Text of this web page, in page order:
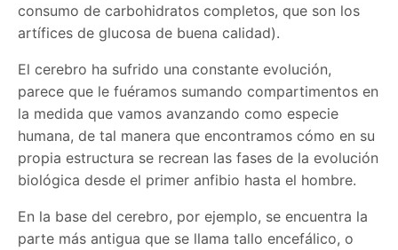
consumo de carbohidratos completos, que son los
artífices de glucosa de buena calidad).
El cerebro ha sufrido una constante evolución,
parece que le fuéramos sumando compartimentos en
la medida que vamos avanzando como especie
humana, de tal manera que encontramos cómo en su
propia estructura se recrean las fases de la evolución
biológica desde el primer anfibio hasta el hombre.
En la base del cerebro, por ejemplo, se encuentra la
parte más antigua que se llama tallo encefálico, o